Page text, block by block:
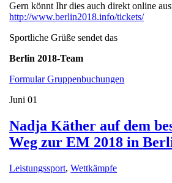
Gern könnt Ihr dies auch direkt online
http://www.berlin2018.info/tickets/
Sportliche Grüße sendet das
Berlin 2018-Team
Formular Gruppenbuchungen
Juni 01
Nadja Käther auf dem
Weg zur EM 2018 in
Leistungssport,Wettkämpfe